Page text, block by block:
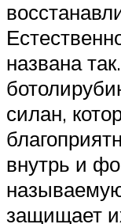
названа
силан,
внутрь и
защищает